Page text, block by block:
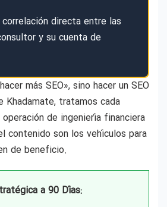
directa entre las
y su cuenta de
más SEO», sino hacer un SEO
Khadamate, tratamos cada
de ingeniería financiera
contenido son los vehículos para
de beneficio.
a 90 Días: